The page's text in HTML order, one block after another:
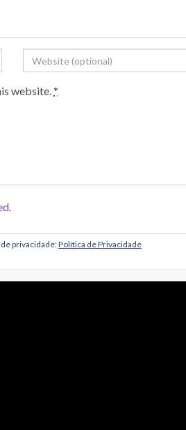
website.*
privacidade:Política de Privacidade